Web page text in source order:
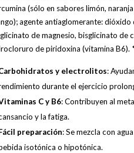
(sólo en sabores limón,
agente antiaglomerante:
de magnesio, bisglicinato de
de piridoxina (vitamina B6).
y electrolitos:
durante el ejercicio
C y B6: Contribuyen al
y la fatiga.
preparación: Se mezcla con
isotónica o hipotónica.